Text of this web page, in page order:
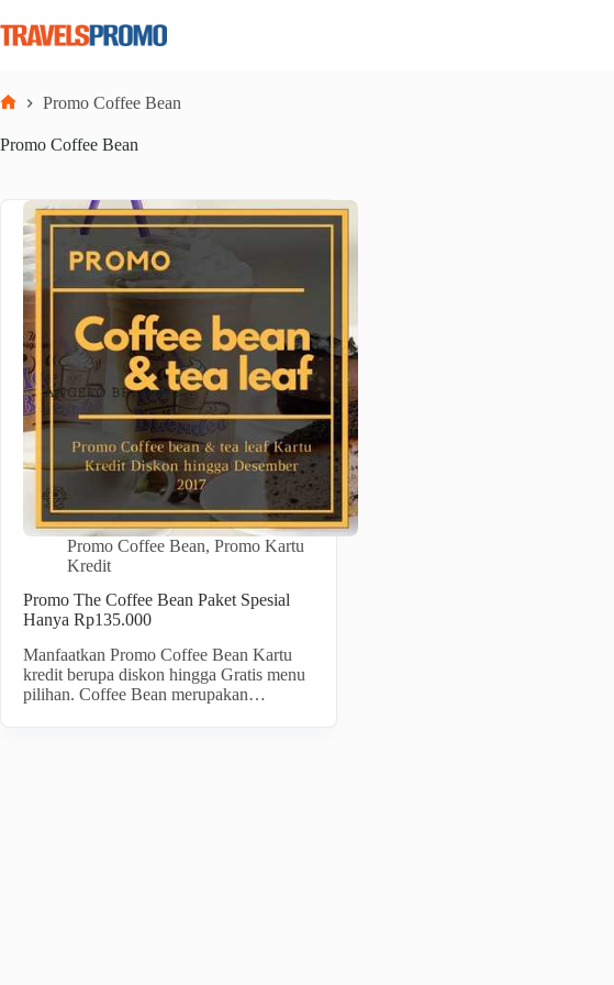
to
content
Promo Coffee Bean
Promo Coffee Bean
Promo Coffee Bean, Promo Kartu
Kredit
Promo The Coffee Bean Paket Spesial
Hanya Rp135.000
Manfaatkan Promo Coffee Bean Kartu
kredit berupa diskon hingga Gratis menu
pilihan. Coffee Bean merupakan…